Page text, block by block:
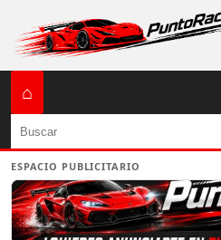
⌂
Buscar
ESPACIO PUBLICITARIO